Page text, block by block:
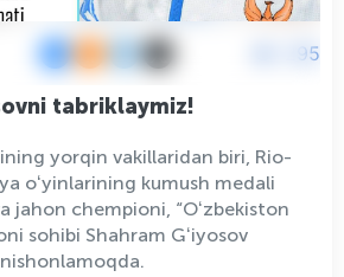
295
tabriklaymiz!
yorqin vakillaridan biri, Rio-
oʻyinlarining kumush medali
jahon chempioni, “Oʻzbekiston
sohibi Shahram Gʻiyosov